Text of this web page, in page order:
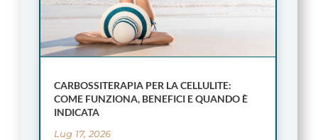
CARBOSSITERAPIA PER LA CELLULITE:
COME FUNZIONA, BENEFICI E QUANDO È
INDICATA
Lug 17, 2026